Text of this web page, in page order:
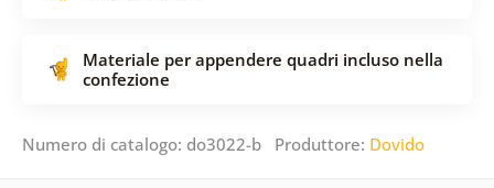
Materiale per appendere quadri incluso nella
confezione
Numero di catalogo: do3022-b Produttore: Dovido